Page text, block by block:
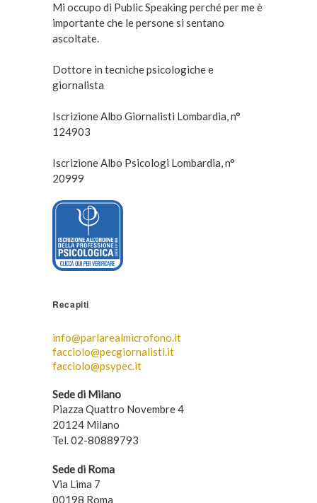
Mi occupo di Public Speaking perché per me è
importante che le persone si sentano
ascoltate.
Dottore in tecniche psicologiche e
giornalista
Iscrizione Albo Giornalisti Lombardia, n°
124903
Iscrizione Albo Psicologi Lombardia, n°
20999
Recapiti
info@parlarealmicrofono.it
facciolo@pecgiornalisti.it
facciolo@psypec.it
Sede di Milano
Piazza Quattro Novembre 4
20124 Milano
Tel. 02-80889793
Sede di Roma
Via Lima 7
00198 Roma